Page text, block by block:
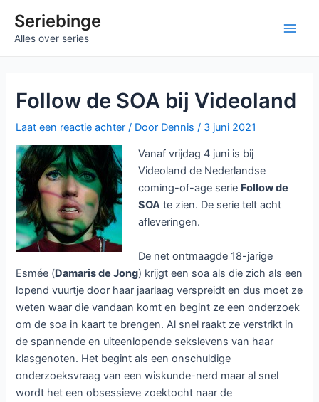
naarSeriebinge
Alles over series
Follow de SOA bij Videoland
Laat een reactie achter / Door Dennis/ 3 juni 2021
Vanaf vrijdag 4 juni is bij
Videoland de Nederlandse
coming-of-age serie Follow de
SOA te zien. De serie telt acht
afleveringen.
De net ontmaagde 18-jarige
Esmée (Damaris de Jong) krijgt een soa als die zich als een
lopend vuurtje door haar jaarlaag verspreidt en dus moet ze
weten waar die vandaan komt en begint ze een onderzoek
om de soa in kaart te brengen. Al snel raakt ze verstrikt in
de spannende en uiteenlopende sekslevens van haar
klasgenoten. Het begint als een onschuldige
onderzoeksvraag van een wiskunde-nerd maar al snel
wordt het een obsessieve zoektocht naar de